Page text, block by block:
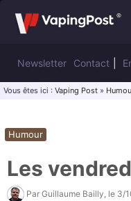
Newsletter Contact
Vous êtes ici : Vaping Post »
Humour
Les
Par Guillaume Bailly , le 3/